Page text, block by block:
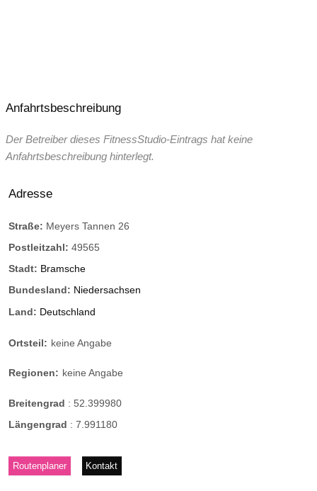
Anfahrtsbeschreibung
Der Betreiber dieses FitnessStudio-Eintrags hat keine
Anfahrtsbeschreibung hinterlegt.
Adresse
Straße: Meyers Tannen 26
Postleitzahl: 49565
Stadt: Bramsche
Bundesland: Niedersachsen
Land: Deutschland
Ortsteil: keine Angabe
Regionen: keine Angabe
Breitengrad : 52.399980
Längengrad : 7.991180
Routenplaner Kontakt